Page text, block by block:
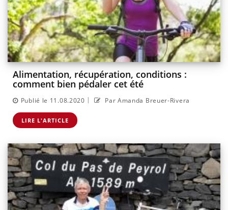
Alimentation, récupération, conditions :
comment bien pédaler cet été
Publié le 11.08.2020 | Par Amanda Breuer-Rivera
LIRE L'ARTICLE